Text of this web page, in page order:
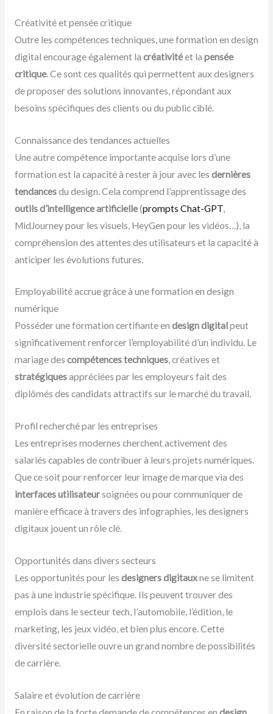
Créativité et pensée critique
Outre les compétences techniques, une formation en design
digital encourage également la créativitéet la pensée
critique. Ce sont ces qualités qui permettent aux designers
de proposer des solutions innovantes, répondant aux
besoins spécifiques des clients ou du public ciblé.
Connaissance des tendances actuelles
Une autre compétence importante acquise lors d’une
formation est la capacité à rester à jour avec les dernières
tendancesdu design. Cela comprend l’apprentissage des
outils d’intelligence artificielle(prompts Chat-GPT,
MidJourney pour les visuels, HeyGen pour les vidéos…), la
compréhension des attentes des utilisateurs et la capacité à
anticiper les évolutions futures.
Employabilité accrue grâce à une formation en design
numérique
Posséder une formation certifiante en design digitalpeut
significativement renforcer l’employabilité d’un individu. Le
mariage des compétences techniques, créatives et
stratégiquesappréciées par les employeurs fait des
diplômés des candidats attractifs sur le marché du travail.
Profil recherché par les entreprises
Les entreprises modernes cherchent activement des
salariés capables de contribuer à leurs projets numériques.
Que ce soit pour renforcer leur image de marque via des
interfaces utilisateursoignées ou pour communiquer de
manière efficace à travers des infographies, les designers
digitaux jouent un rôle clé.
Opportunités dans divers secteurs
Les opportunités pour les designers digitauxne se limitent
pas à une industrie spécifique. Ils peuvent trouver des
emplois dans le secteur tech, l’automobile, l’édition, le
marketing, les jeux vidéo, et bien plus encore. Cette
diversité sectorielle ouvre un grand nombre de possibilités
de carrière.
Salaire et évolution de carrière